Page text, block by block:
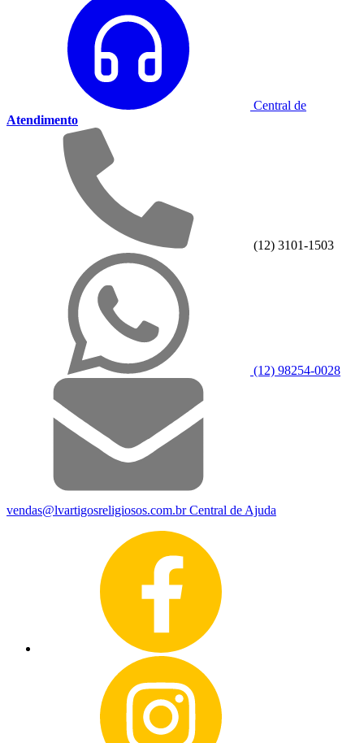
Central de
Atendimento
(12) 3101-1503
(12) 98254-0028
vendas@lvartigosreligiosos.com.brCentral de Ajuda